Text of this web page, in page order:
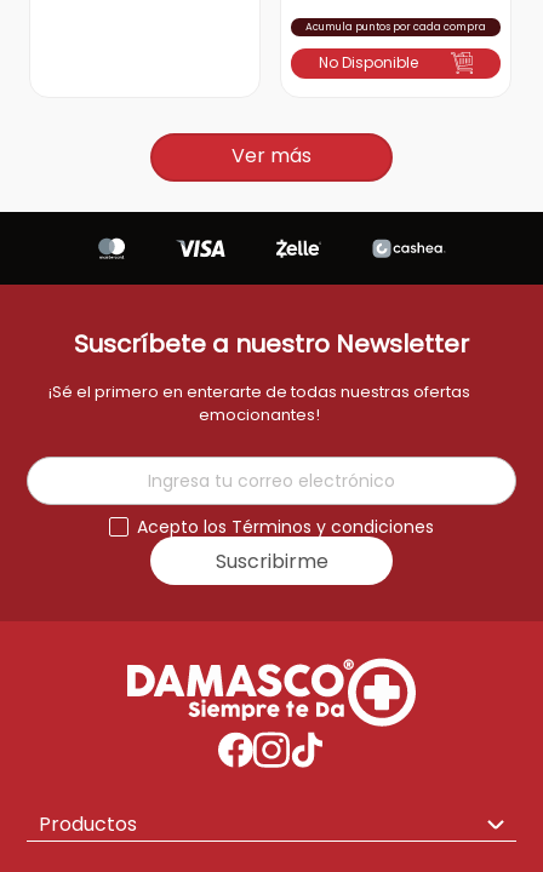
Acumula puntos por cada compra
No Disponible
Ver más
Suscríbete a nuestro Newsletter
¡Sé el primero en enterarte de todas nuestras ofertas
emocionantes!
Acepto los Términos y condiciones
Suscribirme
Productos